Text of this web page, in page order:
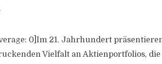
0]Im 21. Jahrhundert
Vielfalt an Aktienportfolios, die